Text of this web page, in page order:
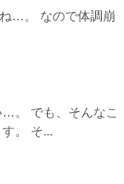
…。 なので体調崩
。 でも、そんなこ
。 そ...